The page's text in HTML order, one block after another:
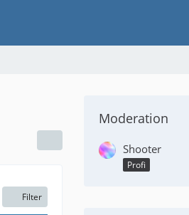
Filter
Moderation
Shooter
Profi